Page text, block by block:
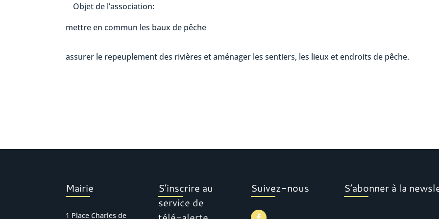
Objet de l’association:
mettre en commun les baux de pêche
assurer le repeuplement des rivières et aménager les sentiers, les lieux et endroits de pêche.
Mairie
1 Place Charles de
S’inscrire au
service de
Suivez-nous S’abonner à la